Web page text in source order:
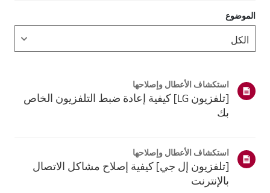
الموضوع
استكشاف الأعطال وإصلاحها
[تلفزيون LG] كيفية إعادة ضبط التلفزيون الخاص
بك
استكشاف الأعطال وإصلاحها
[تلفزيون إل جي] كيفية إصلاح مشاكل الاتصال
بالإنترنت